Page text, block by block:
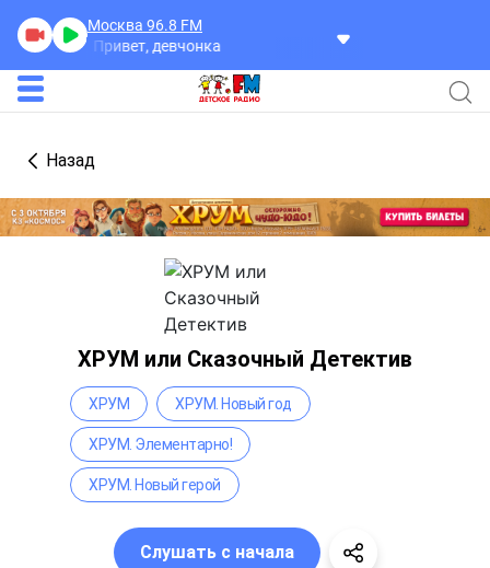
Москва 96.8 FM
Лин
Привет, девчонка
Назад
ХРУМ или Сказочный Детектив
ХРУМ ХРУМ. Новый год
ХРУМ. Элементарно!
ХРУМ. Новый герой
Слушать с начала